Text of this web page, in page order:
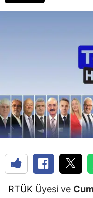
RTÜK Üyesi ve